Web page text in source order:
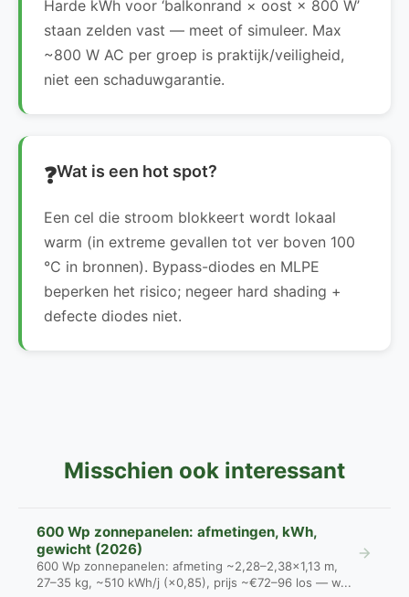
Harde kWh voor ‘balkonrand × oost × 800 W’
staan zelden vast — meet of simuleer. Max
~800 W AC per groep is praktijk/veiligheid,
niet een schaduwgarantie.
Wat is een hot spot?
Een cel die stroom blokkeert wordt lokaal
warm (in extreme gevallen tot ver boven 100
°C in bronnen). Bypass-diodes en MLPE
beperken het risico; negeer hard shading +
defecte diodes niet.
Misschien ook interessant
600 Wp zonnepanelen: afmetingen, kWh,
gewicht (2026)
600 Wp zonnepanelen: afmeting ~2,28–2,38×1,13 m,
27–35 kg, ~510 kWh/j (×0,85), prijs ~€72–96 los — w...